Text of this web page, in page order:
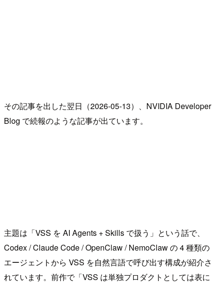
その記事を出した翌日（2026-05-13）、NVIDIA Developer
Blog で続報のような記事が出ています。
主題は「VSS を AI Agents + Skills で扱う」という話で、
Codex / Claude Code / OpenClaw / NemoClaw の 4 種類の
エージェントから VSS を自然言語で呼び出す構成が紹介さ
れています。前作で「VSS は単独プロダクトとしては表に